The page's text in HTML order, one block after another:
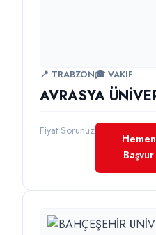
📍 TRABZON🎓 VAKIF
AVRASYA
Fiyat Sorunuz
Hemen
Başvur